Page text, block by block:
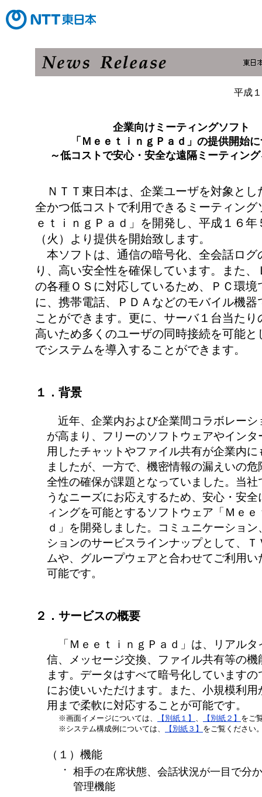
平成
企業向けミーティングソフト
「ＭｅｅｔｉｎｇＰａｄ」の提供開始
～低コストで安心・安全な遠隔ミーティン
ＮＴＴ東日本は、企業ユーザを対象とし
全かつ低コストで利用できるミーティング
ｅｔｉｎｇＰａｄ」を開発し、平成１６年
（火）より提供を開始致します。
本ソフトは、通信の暗号化、全会話ログ
り、高い安全性を確保しています。また、
の各種ＯＳに対応しているため、ＰＣ環境
に、携帯電話、ＰＤＡなどのモバイル機器
ことができます。更に、サーバ１台当たり
高いため多くのユーザの同時接続を可能と
でシステムを導入することができます。
１．背景
近年、企業内および企業間コラボレーシ
が高まり、フリーのソフトウェアやインタ
用したチャットやファイル共有が企業内に
ましたが、一方で、機密情報の漏えいの危
全性の確保が課題となっていました。当社
うなニーズにお応えするため、安心・安全
ィングを可能とするソフトウェア「Ｍｅｅ
ｄ」を開発しました。コミュニケーショ
ションのサービスラインナップとして、Ｔ
ムや、グループウェアと合わせてご利用い
可能です。
２．サービスの概要
「ＭｅｅｔｉｎｇＰａｄ」は、リアルタ
信、メッセージ交換、ファイル共有等の機
ます。データはすべて暗号化していますの
にお使いいただけます。また、小規模利用
用まで柔軟に対応することが可能です。
※画面イメージについては、 【別紙１】 、 【別紙２】 をご
※システム構成例については、
【別紙３】 をご覧ください
（１）機能
・
相手の在席状態、会話状況が一目で分
管理機能